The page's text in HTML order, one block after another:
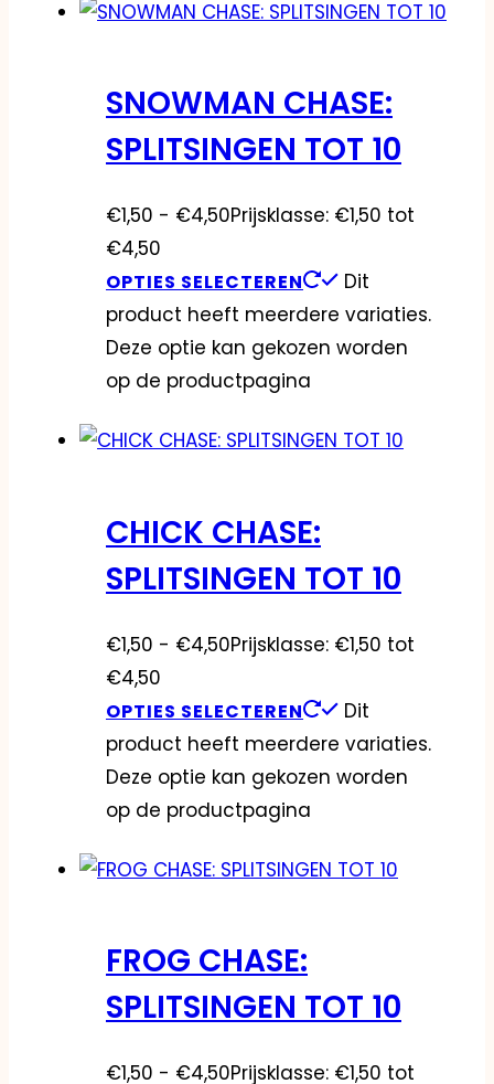
SNOWMAN CHASE:
SPLITSINGEN TOT 10
€1,50 - €4,50Prijsklasse: €1,50 tot
€4,50
OPTIES SELECTEREN
Dit
product heeft meerdere variaties.
Deze optie kan gekozen worden
op de productpagina
CHICK CHASE:
SPLITSINGEN TOT 10
€1,50 - €4,50Prijsklasse: €1,50 tot
€4,50
OPTIES SELECTEREN
Dit
product heeft meerdere variaties.
Deze optie kan gekozen worden
op de productpagina
FROG CHASE:
SPLITSINGEN TOT 10
€1,50 - €4,50Prijsklasse: €1,50 tot